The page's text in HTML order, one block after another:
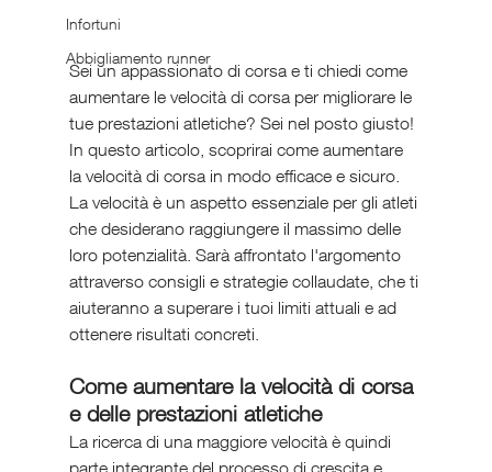
Infortuni
Abbigliamento runner
Sei un appassionato di corsa e ti chiedi come
aumentare le velocità di corsa per migliorare le
tue prestazioni atletiche? Sei nel posto giusto!
In questo articolo, scoprirai come aumentare
la velocità di corsa in modo efficace e sicuro.
La velocità è un aspetto essenziale per gli atleti
che desiderano raggiungere il massimo delle
loro potenzialità. Sarà affrontato l'argomento
attraverso consigli e strategie collaudate, che ti
aiuteranno a superare i tuoi limiti attuali e ad
ottenere risultati concreti.
Come aumentare la velocità di corsa
e delle prestazioni atletiche
La ricerca di una maggiore velocità è quindi
parte integrante del processo di crescita e